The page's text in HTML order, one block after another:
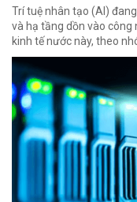
Trí tuệ nhân tạo (AI)
và hạ tầng dồn vào công
kinh tế nước này, theo